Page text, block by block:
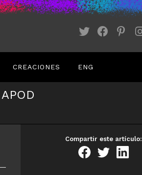
CREACIONES ENG
Compartir este artículo: